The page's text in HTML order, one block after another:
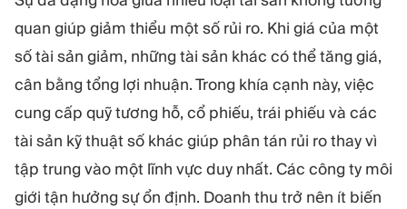
quan giúp giảm thiểu một số rủi ro. Khi giá của một
số tài sản giảm, những tài sản khác có thể tăng giá,
cân bằng tổng lợi nhuận. Trong khía cạnh này, việc
cung cấp quỹ tương hỗ, cổ phiếu, trái phiếu và các
tài sản kỹ thuật số khác giúp phân tán rủi ro thay vì
tập trung vào một lĩnh vực duy nhất. Các công ty môi
giới tận hưởng sự ổn định. Doanh thu trở nên ít biến